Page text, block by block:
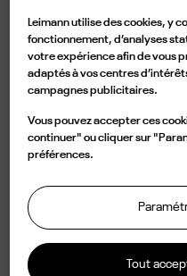
LES OPTICIENS DU FAUBOURG,
LE BINOCLARD, PARIS
VAIRONS LES LUNETIERS
LARRY OPTICIENS PETITS
PEOPLE OPTIQUE SAINT PLACIDE
LUNIGAL
LEGACY STORE
OHEL OPTIQUE, PARIS
PREMIÈRE OPTIQUE , PARIS
Leimann utilise des cookies, y
fonctionnement, d’analyses
votre expérience afin de vous
adaptés à vos centres
campagnes publicitaires.
Vous pouvez accepter ces
continuer" ou cliquer sur
préférences.
Tout